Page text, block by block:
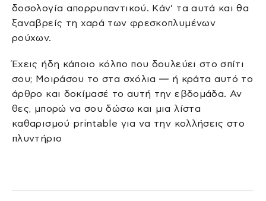
δοσολογία απορρυπαντικού. Κάν’ τα αυτά και θα
ξαναβρείς τη χαρά των φρεσκοπλυμένων
ρούχων.
Έχεις ήδη κάποιο κόλπο που δουλεύει στο σπίτι
σου; Μοιράσου το στα σχόλια — ή κράτα αυτό το
άρθρο και δοκίμασέ το αυτή την εβδομάδα. Αν
θες, μπορώ να σου δώσω και μια λίστα
καθαρισμού printable για να την κολλήσεις στο
πλυντήριο